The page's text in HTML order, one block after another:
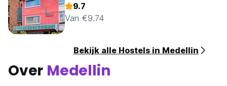
9.7
Van €9.74
Bekijk alle Hostels in Medellin
Over Medellin